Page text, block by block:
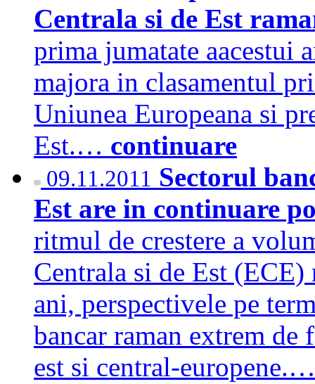
Centrala si de Est
prima jumatate aacestui
majora in clasamentul
Uniunea Europeana si
Est.… continuare
09.11.2011 Sectorul
Est are in continuare
ritmul de crestere a
Centrala si de Est
ani, perspectivele pe
bancar raman extrem
est si central-